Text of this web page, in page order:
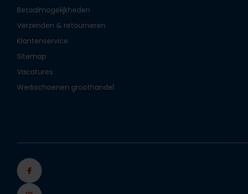
Betaalmogelijkheden
Verzenden & retourneren
Klantenservice
Sitemap
Vacatures
Werkschoenen groothandel